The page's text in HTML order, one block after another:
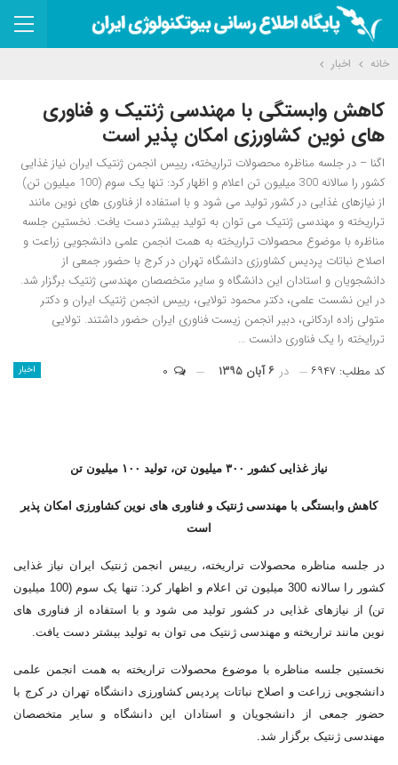
خانه اخبار
کاهش وابستگی با مهندسی ژنتیک و فناوری
های نوین کشاورزی امکان پذیر است
اگنا – در جلسه مناظره محصولات تراریخته، رییس انجمن ژنتیک ایران نیاز غذایی
کشور را سالانه 300 میلیون تن اعلام و اظهار کرد: تنها یک سوم (100 میلیون تن)
از نیازهای غذایی در کشور تولید می شود و با استفاده از فناوری های نوین مانند
تراریخته و مهندسی ژنتیک می توان به تولید بیشتر دست یافت. نخستین جلسه
مناظره با موضوع محصولات تراریخته به همت انجمن علمی دانشجویی زراعت و
اصلاح نباتات پردیس کشاورزی دانشگاه تهران در کرج با حضور جمعی از
دانشجویان و استادان این دانشگاه و سایر متخصصان مهندسی ژنتیک برگزار شد.
در این نشست علمی، دکتر محمود تولایی، رییس انجمن ژنتیک ایران و دکتر
متولی زاده اردکانی، دبیر انجمن زیست فناوری ایران حضور داشتند. تولایی
تررایخته را یک فناوری دانست …
اخبار کد مطلب: ۶۹۴۷ در ۶ آبان ۱۳۹۵
نیاز غذایی کشور ۳۰۰ میلیون تن، تولید ۱۰۰ میلیون تن
کاهش وابستگی با مهندسی ژنتیک و فناوری های نوین کشاورزی امکان پذیر
است
در جلسه مناظره محصولات تراریخته، رییس انجمن ژنتیک ایران نیاز غذایی
کشور را سالانه 300 میلیون تن اعلام و اظهار کرد: تنها یک سوم (100 میلیون
تن) از نیازهای غذایی در کشور تولید می شود و با استفاده از فناوری های
نوین مانند تراریخته و مهندسی ژنتیک می توان به تولید بیشتر دست یافت.
نخستین جلسه مناظره با موضوع محصولات تراریخته به همت انجمن علمی
دانشجویی زراعت و اصلاح نباتات پردیس کشاورزی دانشگاه تهران در کرج با
حضور جمعی از دانشجویان و استادان این دانشگاه و سایر متخصصان
مهندسی ژنتیک برگزار شد.